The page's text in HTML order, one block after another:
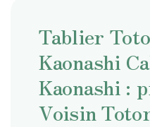
Tablier
Kaonashi
Kaonashi :
Voisin